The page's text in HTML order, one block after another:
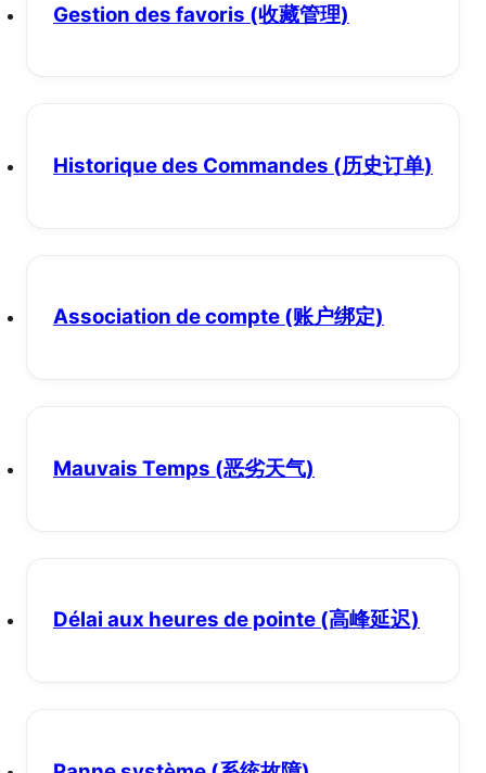
Gestion des favoris (收藏管理)
Historique des Commandes (历史订单)
Association de compte (账户绑定)
Mauvais Temps (恶劣天气)
Délai aux heures de pointe (高峰延迟)